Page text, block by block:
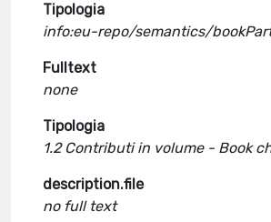
Tipologia
info:eu-repo/semantics/
Fulltext
none
Tipologia
1.2 Contributi in volume - Book
description.file
no full text